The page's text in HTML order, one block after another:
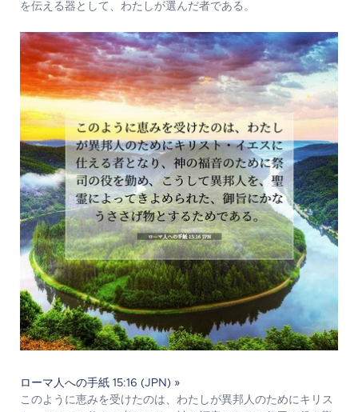
を伝える器として、わたしが選んだ者である。
ローマ人への手紙 15:16 (JPN) »
このように恵みを受けたのは、わたしが異邦人のためにキリス